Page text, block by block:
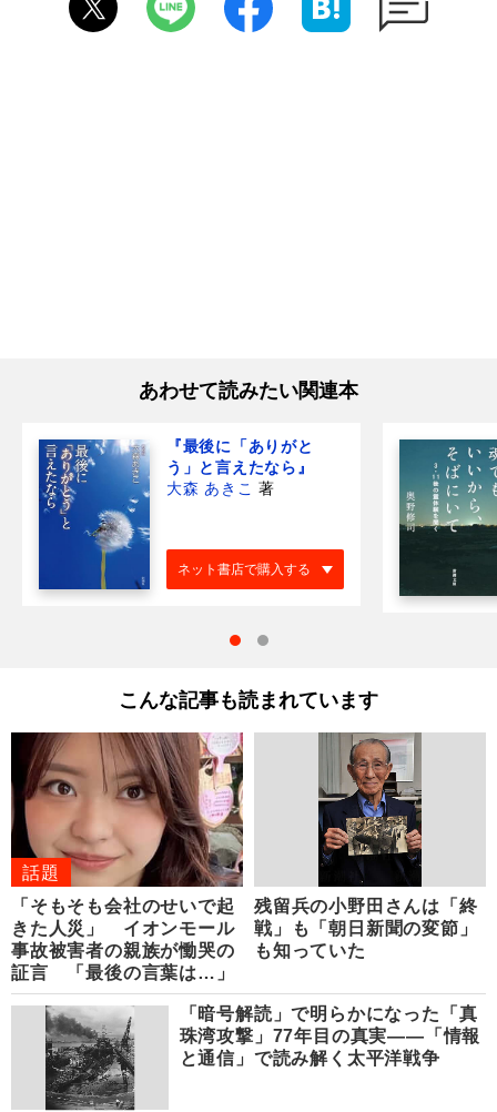
あわせて読みたい関連本
『最後に「ありがと
う」と言えたなら』
大森 あきこ 著
ネット書店で購入する
こんな記事も読まれています
話題
「そもそも会社のせいで起
きた人災」 イオンモール
事故被害者の親族が慟哭の
証言 「最後の言葉は…」
残留兵の小野田さんは「終
戦」も「朝日新聞の変節」
も知っていた
「暗号解読」で明らかになった「真
珠湾攻撃」77年目の真実――「情報
と通信」で読み解く太平洋戦争